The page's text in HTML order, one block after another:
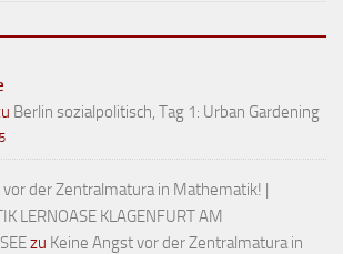
Berlin sozialpolitisch, Tag 1: Urban Gardening
vor der Zentralmatura in Mathematik! |
LERNOASE KLAGENFURT AM
zu Keine Angst vor der Zentralmatura in